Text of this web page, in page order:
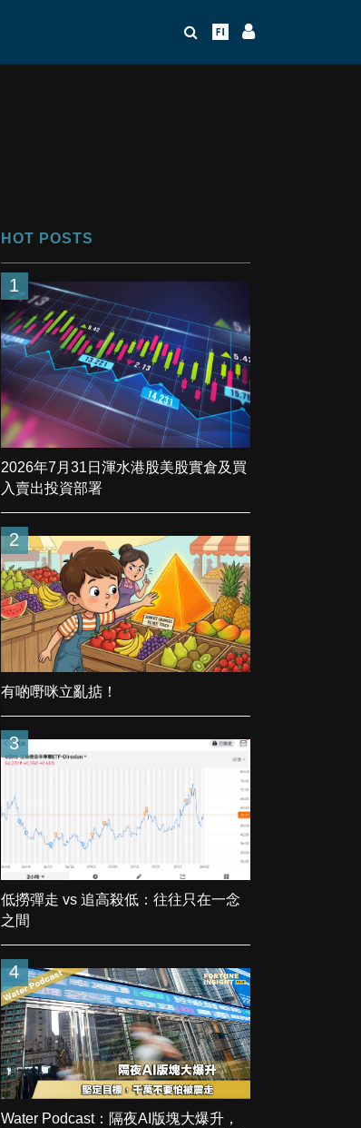
HOT POSTS
1
2026年7月31日渾水港股美股實倉及買
入賣出投資部署
2
有啲嘢咪立亂掂！
3
低撈彈走 vs 追高殺低：往往只在一念
之間
4
Water Podcast：隔夜AI版塊大爆升，